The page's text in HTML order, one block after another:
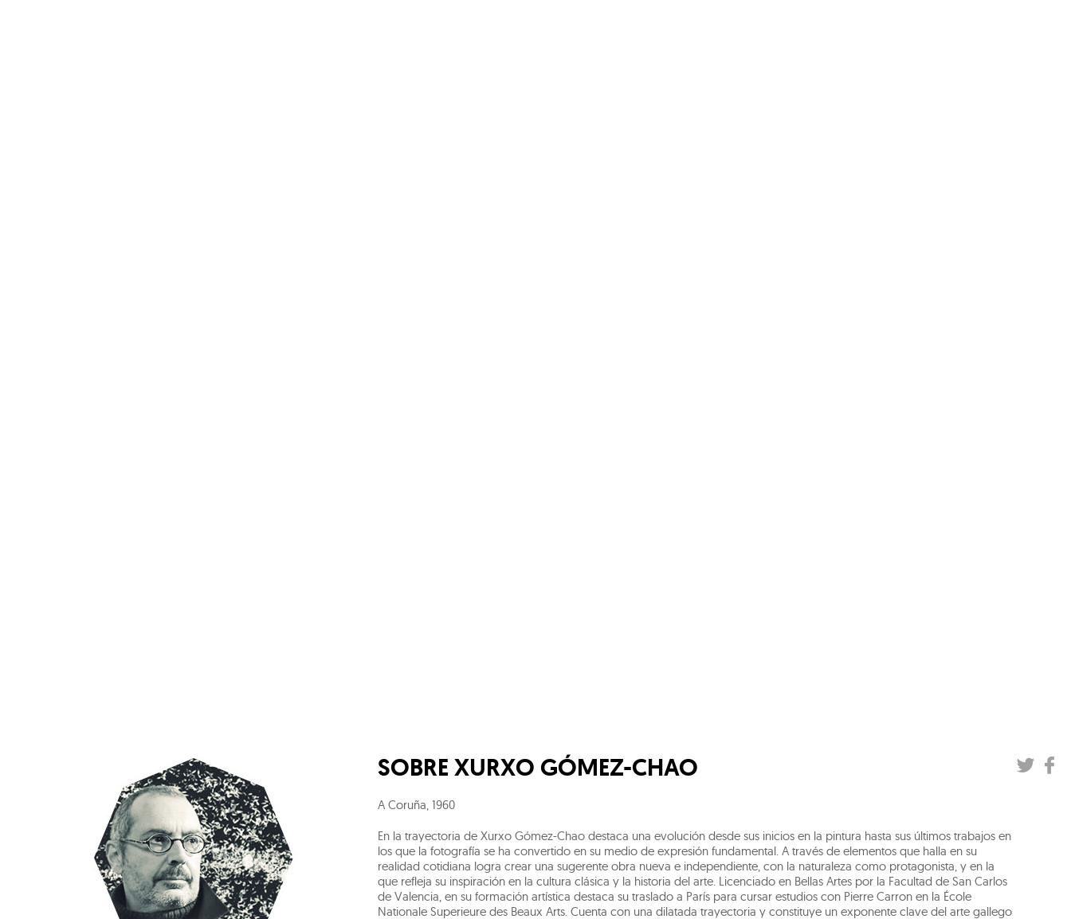
SOBRE XURXO GÓMEZ-CHAO
A Coruña, 1960
En la trayectoria de Xurxo Gómez-Chao destaca una evolución desde sus inicios en la pintura hasta sus últimos trabajos en
los que la fotografía se ha convertido en su medio de expresión fundamental. A través de elementos que halla en su
realidad cotidiana logra crear una sugerente obra nueva e independiente, con la naturaleza como protagonista, y en la
que refleja su inspiración en la cultura clásica y la historia del arte. Licenciado en Bellas Artes por la Facultad de San Carlos
de Valencia, en su formación artística destaca su traslado a París para cursar estudios con Pierre Carron en la École
Nationale Superieure des Beaux Arts. Cuenta con una dilatada trayectoria y constituye un exponente clave del arte gallego